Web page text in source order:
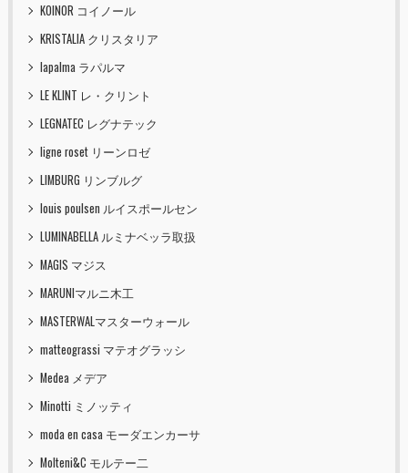
KOINOR コイノール
KRISTALIA クリスタリア
lapalma ラパルマ
LE KLINT レ・クリント
LEGNATEC レグナテック
ligne roset リーンロゼ
LIMBURG リンブルグ
louis poulsen ルイスポールセン
LUMINABELLA ルミナベッラ取扱
MAGIS マジス
MARUNIマルニ木工
MASTERWALマスターウォール
matteograssi マテオグラッシ
Medea メデア
Minotti ミノッティ
moda en casa モーダエンカーサ
Molteni&C モルテー二